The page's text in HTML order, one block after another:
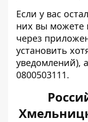
Если у вас
них вы можете
через
установить
уведомлений),
0800503111.